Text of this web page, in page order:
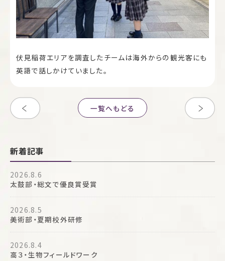
伏見稲荷エリアを調査したチームは海外からの観光客にも
英語で話しかけていました。
一覧へもどる
新着記事
2026.8.6
太鼓部・総文で優良賞受賞
2026.8.5
美術部・夏期校外研修
2026.8.4
高３・生物フィールドワーク